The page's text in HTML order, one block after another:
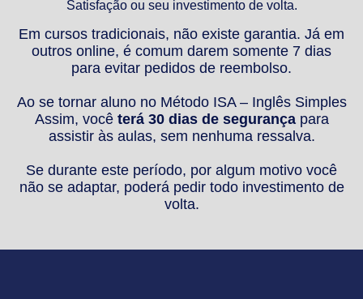
Satisfação ou seu investimento de volta.
Em cursos tradicionais, não existe garantia. Já em
outros online, é comum darem somente 7 dias
para evitar pedidos de reembolso.
Ao se tornar aluno no Método ISA – Inglês Simples
Assim, você terá 30 dias de segurançapara
assistir às aulas, sem nenhuma ressalva.
Se durante este período, por algum motivo você
não se adaptar, poderá pedir todo investimento de
volta.